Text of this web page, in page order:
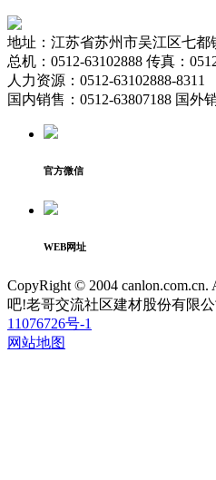
地址：江苏省苏州市吴江区七都
总机：0512-63102888 传真：
人力资源：0512-63102888-8311
国内销售：0512-63807188 国外
官方微信
WEB网址
CopyRight © 2004
吧!老哥交流社区建材股份有限
11076726号-1
网站地图